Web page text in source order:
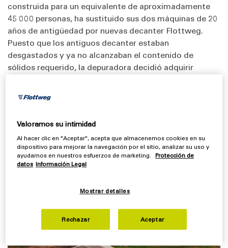
construida para un equivalente de aproximadamente
45 000 personas, ha sustituido sus dos máquinas de 20
años de antigüedad por nuevas decanter Flottweg.
Puesto que los antiguos decanter estaban
desgastados y ya no alcanzaban el contenido de
sólidos requerido, la depuradora decidió adquirir
capacidad de rendimiento de las máquinas, y está
Flottweg.
Valoramos su intimidad
Al hacer clic en "Aceptar", acepta que almacenemos cookies en su
dispositivo para mejorar la navegación por el sitio, analizar su uso y
ayudarnos en nuestros esfuerzos de marketing.
Protección de
datos Información Legal
Mostrar detalles
Rechazar Aceptar